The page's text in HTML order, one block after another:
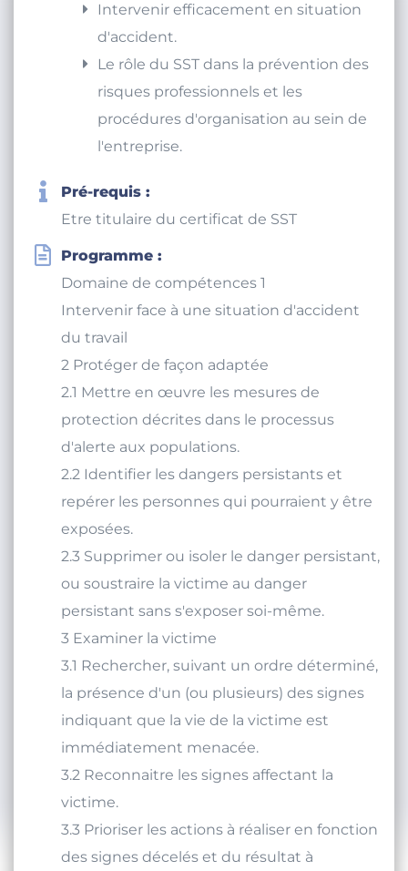
Intervenir efficacement en situation
d'accident.
Le rôle du SST dans la prévention des
risques professionnels et les
procédures d'organisation au sein de
Pré-requis :
Programme :
Domaine de compétences 1
Intervenir face à une situation d'accident
du travail
2 Protéger de façon adaptée
2.1 Mettre en œuvre les mesures de
protection décrites dans le processus
d'alerte aux populations.
2.2 Identifier les dangers persistants et
repérer les personnes qui pourraient y être
exposées.
2.3 Supprimer ou isoler le danger persistant,
ou soustraire la victime au danger
persistant sans s'exposer soi-même.
3 Examiner la victime
3.1 Rechercher, suivant un ordre déterminé,
la présence d'un (ou plusieurs) des signes
indiquant que la vie de la victime est
immédiatement menacée.
3.2 Reconnaitre les signes affectant la
victime.
3.3 Prioriser les actions à réaliser en fonction